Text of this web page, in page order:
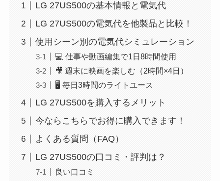
LG 27US500の基本情報と電気代
LG 27US500の電気代を他製品と比較！
使用シーン別の電気代シミュレーション
💻 仕事や動画編集で1日8時間使用
🎥 週末に映画を楽しむ（2時間×4日）
🖥️ 毎日3時間のライトユース
LG 27US500を購入するメリット
今ならこちらでお得に購入できます！
よくある質問（FAQ）
LG 27US500の口コミ・評判は？
良い口コミ